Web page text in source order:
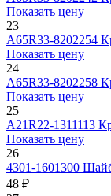
Показать цену
23
А65R33-8202254
Показать цену
24
А65R33-8202258
Показать цену
25
А21R22-1311113
Показать цену
26
4301-1601300
48 ₽